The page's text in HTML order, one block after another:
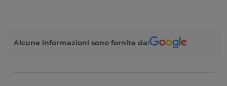
Alcune informazioni sono fornite da: